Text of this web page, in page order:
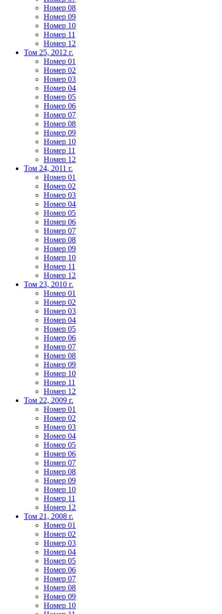
Номер 08
Номер 09
Номер 10
Номер 11
Номер 12
Том 25, 2012 г.
Номер 01
Номер 02
Номер 03
Номер 04
Номер 05
Номер 06
Номер 07
Номер 08
Номер 09
Номер 10
Номер 11
Номер 12
Том 24, 2011 г.
Номер 01
Номер 02
Номер 03
Номер 04
Номер 05
Номер 06
Номер 07
Номер 08
Номер 09
Номер 10
Номер 11
Номер 12
Том 23, 2010 г.
Номер 01
Номер 02
Номер 03
Номер 04
Номер 05
Номер 06
Номер 07
Номер 08
Номер 09
Номер 10
Номер 11
Номер 12
Том 22, 2009 г.
Номер 01
Номер 02
Номер 03
Номер 04
Номер 05
Номер 06
Номер 07
Номер 08
Номер 09
Номер 10
Номер 11
Номер 12
Том 21, 2008 г.
Номер 01
Номер 02
Номер 03
Номер 04
Номер 05
Номер 06
Номер 07
Номер 08
Номер 09
Номер 10